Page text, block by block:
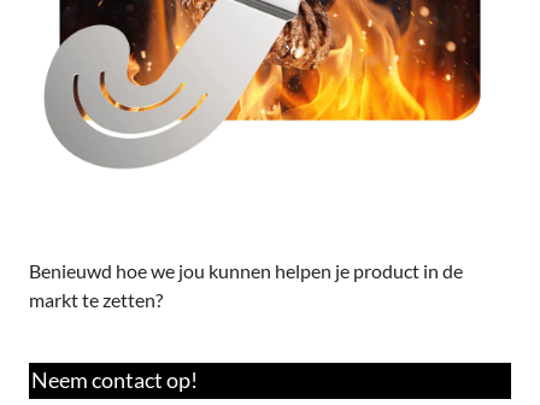
Benieuwd hoe we jou kunnen helpen je product in de
markt te zetten?
Neem contact op!